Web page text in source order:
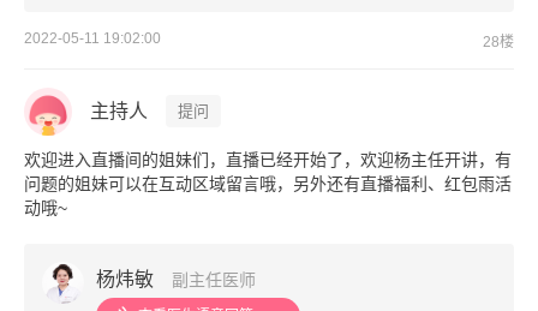
2022-05-11 19:02:00 28楼
主持人 提问
欢迎进入直播间的姐妹们，直播已经开始了，欢迎杨主任开讲，有
问题的姐妹可以在互动区域留言哦，另外还有直播福利、红包雨活
动哦~
杨炜敏 副主任医师